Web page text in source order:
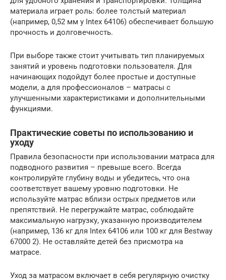
материала играет роль: более толстый материал
(например, 0,52 мм у Intex 64106) обеспечивает большую
прочность и долговечность.
При выборе также стоит учитывать тип планируемых
занятий и уровень подготовки пользователя. Для
начинающих подойдут более простые и доступные
модели, а для профессионалов – матрасы с
улучшенными характеристиками и дополнительными
функциями.
Практические советы по использованию и
уходу
Правила безопасности при использовании матраса для
подводного развития – превыше всего. Всегда
контролируйте глубину воды и убедитесь, что она
соответствует вашему уровню подготовки. Не
используйте матрас вблизи острых предметов или
препятствий. Не перегружайте матрас, соблюдайте
максимальную нагрузку, указанную производителем
(например, 136 кг для Intex 64106 или 100 кг для Bestway
67000 2). Не оставляйте детей без присмотра на
матрасе.
Уход за матрасом включает в себя регулярную очистку